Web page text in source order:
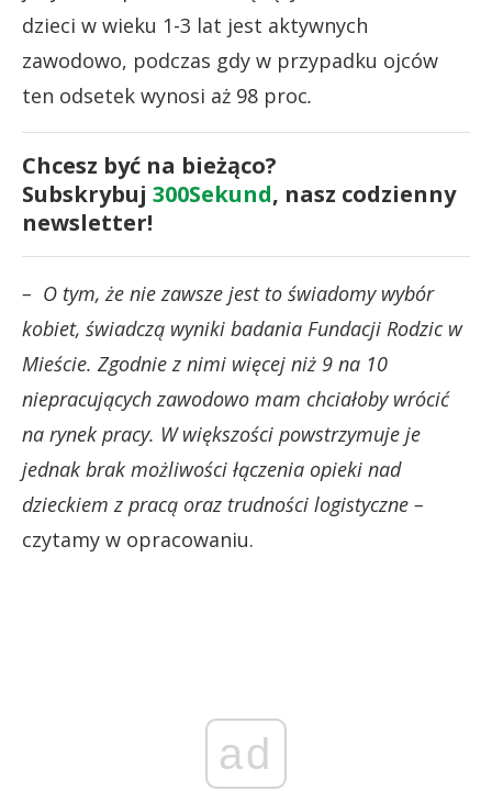
dzieci w wieku 1-3 lat jest aktywnych
zawodowo, podczas gdy w przypadku ojców
ten odsetek wynosi aż 98 proc.
Chcesz być na bieżąco?
Subskrybuj 300Sekund, nasz codzienny
newsletter!
– O tym, że nie zawsze jest to świadomy wybór
kobiet, świadczą wyniki badania Fundacji Rodzic w
Mieście. Zgodnie z nimi więcej niż 9 na 10
niepracujących zawodowo mam chciałoby wrócić
na rynek pracy. W większości powstrzymuje je
jednak brak możliwości łączenia opieki nad
dzieckiem z pracą oraz trudności logistyczne –
czytamy w opracowaniu.
ad